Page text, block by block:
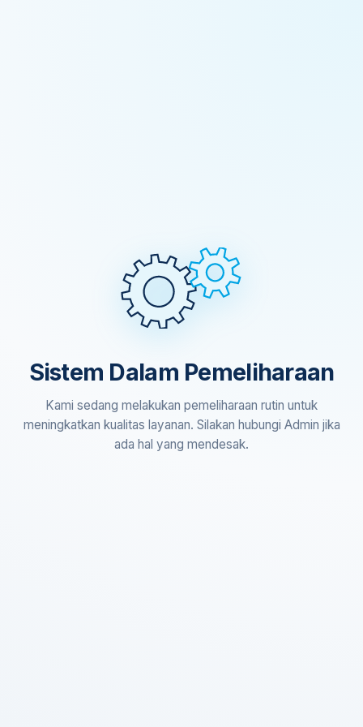
Sistem Dalam Pemeliharaan
Kami sedang melakukan pemeliharaan rutin untuk
meningkatkan kualitas layanan. Silakan hubungi Admin jika
ada hal yang mendesak.